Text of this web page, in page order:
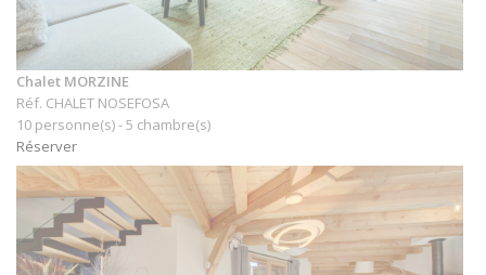
Chalet MORZINE
Réf. CHALET NOSEFOSA
10 personne(s) - 5 chambre(s)
Réserver